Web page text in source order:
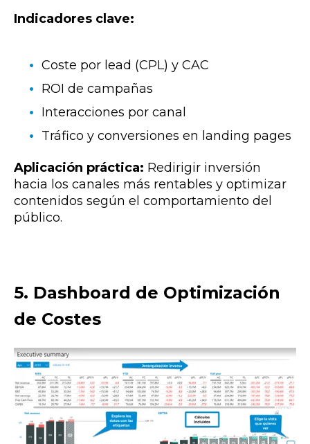
Indicadores clave:
Coste por lead (CPL) y CAC
ROI de campañas
Interacciones por canal
Tráfico y conversiones en landing pages
Aplicación práctica: Redirigir inversión
hacia los canales más rentables y optimizar
contenidos según el comportamiento del
público.
5. Dashboard de Optimización
de Costes